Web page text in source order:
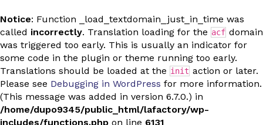
Notice: Function _load_textdomain_just_in_time was
called incorrectly. Translation loading for the acf domain
was triggered too early. This is usually an indicator for
some code in the plugin or theme running too early.
Translations should be loaded at the init action or later.
Please see Debugging in WordPress for more information.
(This message was added in version 6.7.0.) in
/home/dupo9345/public_html/lafactory/wp-
includes/functions.php on line 6131